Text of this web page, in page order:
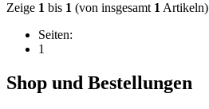
Zeige 1 bis 1 (von insgesamt 1Artikeln)
Seiten:
1
Shop und Bestellungen